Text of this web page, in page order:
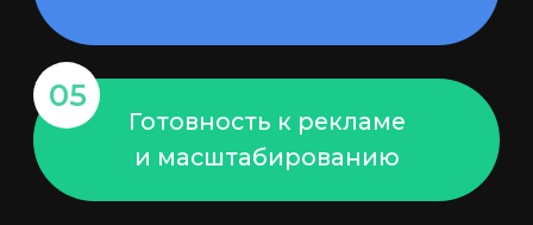
подключение аналитики.
Для активно развивающихся
проектов с высокими
требованиями к качеству и
скорости
от 50 000 ₽/мес